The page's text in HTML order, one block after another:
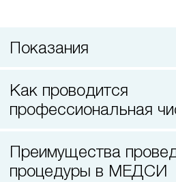
Показания
Как проводится
профессиональная
Преимущества проведения
процедуры в МЕДСИ